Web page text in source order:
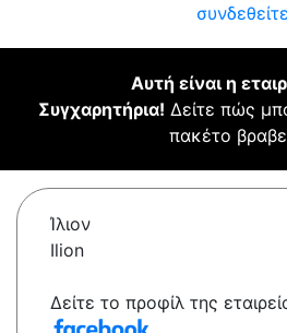
Αυτή είναι η
Συγχαρητήρια! Δείτε πώς
πακέτο
Ίλιον
Ilion
Δείτε το προφίλ της